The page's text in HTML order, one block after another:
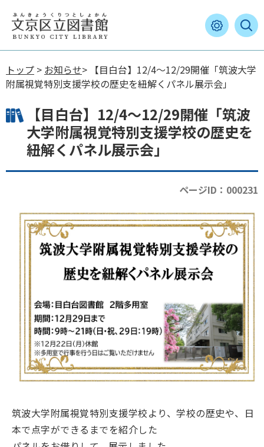
トップ > お知らせ> 【目白台】12/4～12/29開催「筑波大学
附属視覚特別支援学校の歴史を紐解くパネル展示会」
【目白台】12/4～12/29開催「筑波
大学附属視覚特別支援学校の歴史を
紐解くパネル展示会」
ページID：000231
筑波大学附属視覚特別支援学校より、学校の歴史や、日
本で点字ができるまでを紹介した